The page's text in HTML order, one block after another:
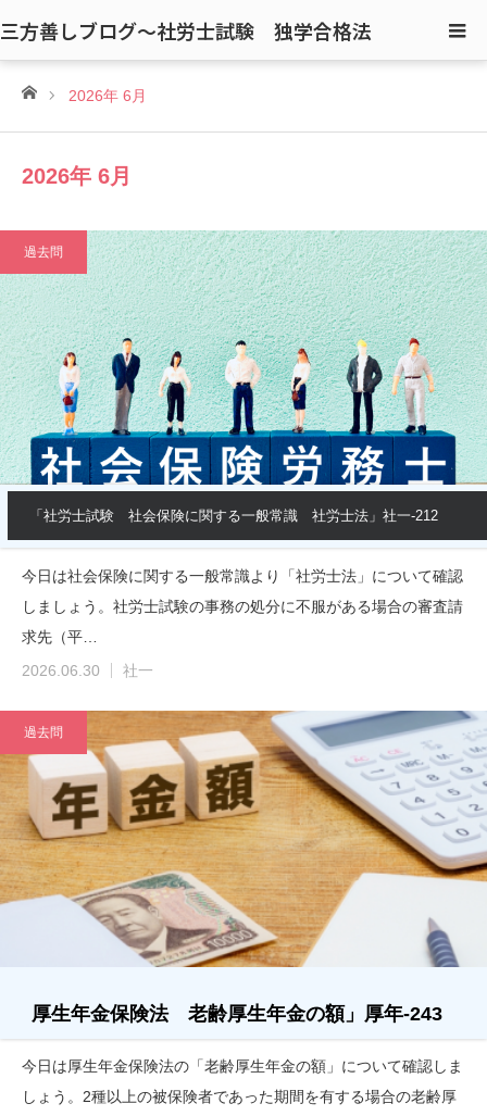
三方善しブログ〜社労士試験 独学合格法
ホーム2026年 6月
2026年 6月
過去問
「社労士試験 社会保険に関する一般常識 社労士法」社一-212
今日は社会保険に関する一般常識より「社労士法」について確認
しましょう。社労士試験の事務の処分に不服がある場合の審査請
求先（平…
2026.06.30
社一
過去問
厚生年金保険法 老齢厚生年金の額」厚年-243
今日は厚生年金保険法の「老齢厚生年金の額」について確認しま
しょう。2種以上の被保険者であった期間を有する場合の老齢厚